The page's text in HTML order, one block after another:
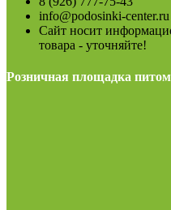
info@podosinki-center.ru
Сайт носит
товара - уточняйте!
Розничная площадка